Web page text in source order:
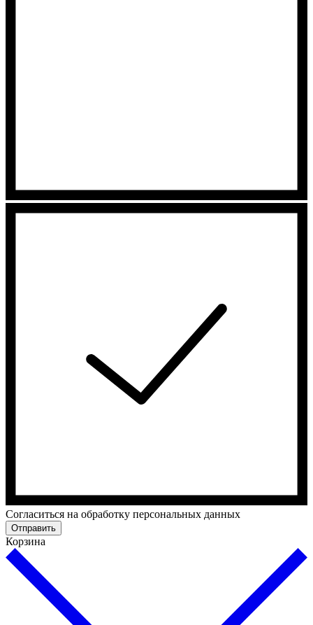
Cогласиться на обработку персональных данных
Отправить
Корзина